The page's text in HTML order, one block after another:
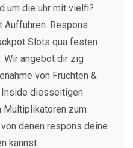
um die uhr mit vielfi?
Respons
Slots qua festen
Wir angebot dir zig
von Fruchten &
diesseitigen
zum
denen respons deine
kannst.